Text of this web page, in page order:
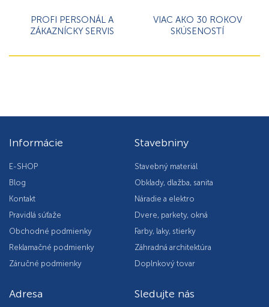
PROFI PERSONÁL A
ZÁKAZNÍCKY SERVIS
VIAC AKO 30 ROKOV
SKÚSENOSTÍ
Informácie
E-SHOP
Blog
Kontakt
Pravidlá súťaže
Obchodné podmienky
Reklamačné podmienky
Záručné podmienky
Stavebniny
Stavebný materiál
Obklady, dlažba, sanita
Náradie a elektro
Dvere, parkety, okná
Farby, laky, stierky
Záhradná architektúra
Doplnkový tovar
Adresa Sledujte nás